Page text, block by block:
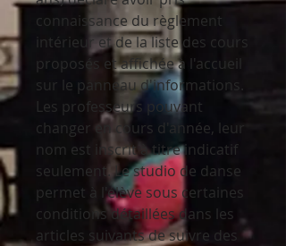
connaissance du règlement
intérieur et de la liste des cours
proposés et affichée à l'accueil
sur le panneau d'informations.
Les professeurs pouvant
changer en cours d'année, leur
nom est inscrit à titre indicatif
seulement. Le studio de danse
permet à l'élève sous certaines
conditions détaillées dans les
articles suivants de suivre des